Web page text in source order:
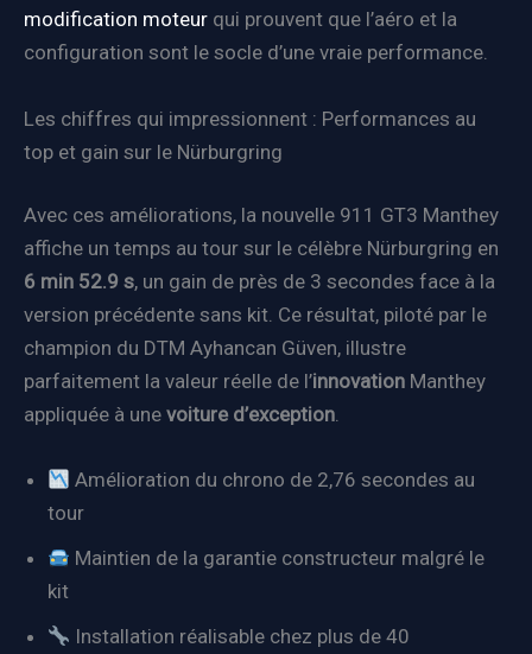
modification moteur qui prouvent que l’aéro et la
configuration sont le socle d’une vraie performance.
Les chiffres qui impressionnent : Performances au
top et gain sur le Nürburgring
Avec ces améliorations, la nouvelle 911 GT3 Manthey
affiche un temps au tour sur le célèbre Nürburgring en
6 min 52.9 s, un gain de près de 3 secondes face à la
version précédente sans kit. Ce résultat, piloté par le
champion du DTM Ayhancan Güven, illustre
parfaitement la valeur réelle de l’innovation Manthey
appliquée à une voiture d’exception.
Amélioration du chrono de 2,76 secondes au
tour
Maintien de la garantie constructeur malgré le
kit
Installation réalisable chez plus de 40